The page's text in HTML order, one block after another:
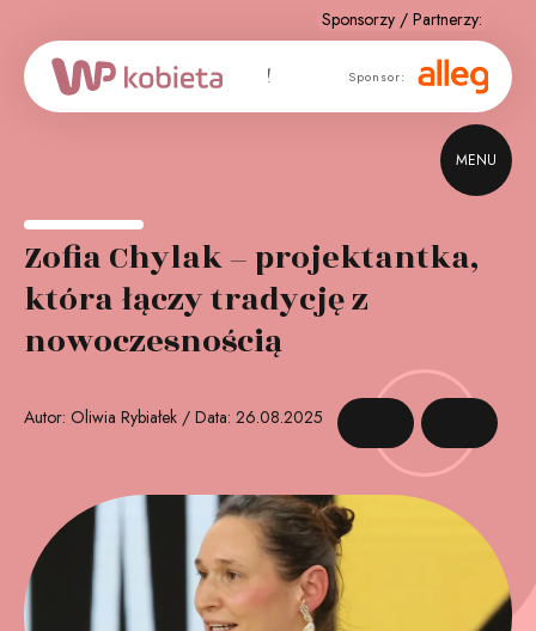
Sponsor
strategiczny: Sponsor:
MENU
Zofia Chylak – projektantka,
która łączy tradycję z
nowoczesnością
Autor: Oliwia Rybiałek / Data: 26.08.2025